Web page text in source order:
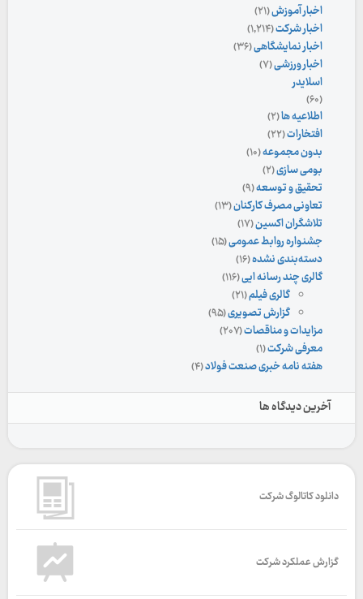
اخبار آموزش(۲۱)
اخبار شرکت(۱,۲۱۴)
اخبار نمایشگاهی(۳۶)
اخبار ورزشی(۷)
اسلایدر
(۶۰)
اطلاعیه ها(۲)
افتخارات(۲۲)
بدون مجموعه(۱۰)
بومی سازی(۲)
تحقیق و توسعه(۹)
تعاونی مصرف کارکنان(۱۳)
تلاشگران اکسین(۱۷)
جشنواره روابط عمومی(۱۵)
دسته‌بندی نشده(۱۶)
گالری چند رسانه ایی(۱۱۶)
گالری فیلم(۲۱)
گزارش تصویری(۹۵)
مزایدات و مناقصات(۲۰۷)
معرفی شرکت(۱)
هفته نامه خبری صنعت فولاد(۴)
آخرین دیدگاه ها
دانلود کاتالوگ شرکت
گزارش عملکرد شرکت